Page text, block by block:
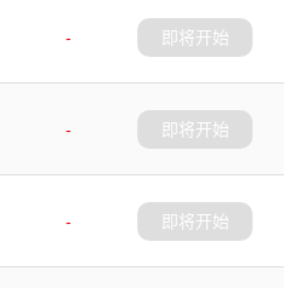
-
即将开始
-
即将开始
-
即将开始